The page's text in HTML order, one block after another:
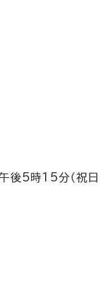
5時15分（祝日